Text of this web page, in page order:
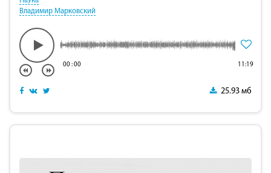
Владимир Марковский
00:00 11:19
25.93 мб